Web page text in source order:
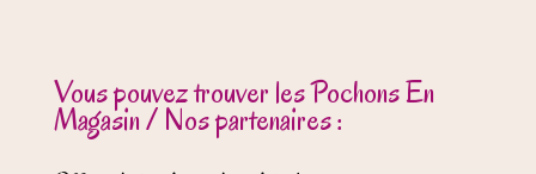
Vous pouvez trouver les Pochons En
Magasin / Nos partenaires :